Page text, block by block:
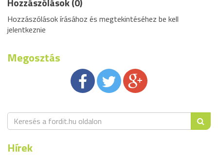
Hozzászólások írásához és megtekintéséhez be kell
jelentkeznie
Megosztás
Hírek